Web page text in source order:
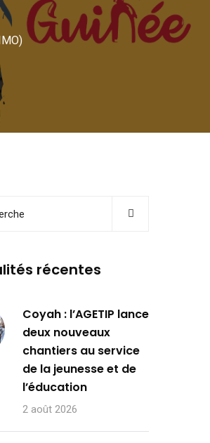
récentes
Coyah : l’AGETIP lance
deux nouveaux
chantiers au service
de la jeunesse et de
l’éducation
2 août 2026